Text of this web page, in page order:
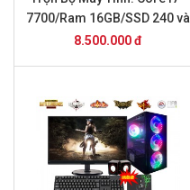
7700/Ram 16GB/SSD 240 và
Màn Hình 24inch
8.500.000 đ